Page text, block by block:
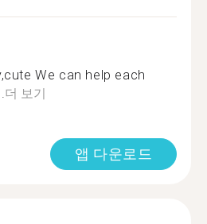
We can help each
더 보기
앱 다운로드